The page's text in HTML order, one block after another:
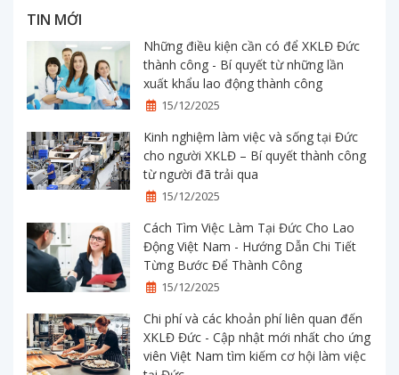
TIN MỚI
Những điều kiện cần có để XKLĐ Đức
thành công - Bí quyết từ những lần
xuất khẩu lao động thành công
15/12/2025
Kinh nghiệm làm việc và sống tại Đức
cho người XKLĐ – Bí quyết thành công
từ người đã trải qua
15/12/2025
Cách Tìm Việc Làm Tại Đức Cho Lao
Động Việt Nam - Hướng Dẫn Chi Tiết
Từng Bước Để Thành Công
15/12/2025
Chi phí và các khoản phí liên quan đến
XKLĐ Đức - Cập nhật mới nhất cho ứng
viên Việt Nam tìm kiếm cơ hội làm việc